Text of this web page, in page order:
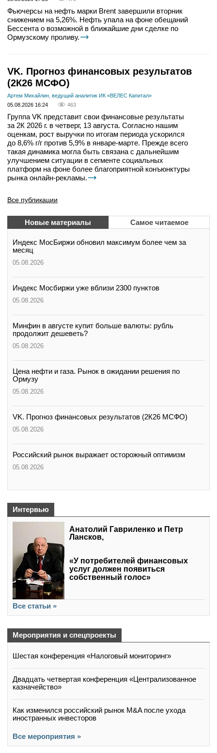
Фьючерсы на нефть марки Brent завершили вторник
снижением на 5,26%. Нефть упала на фоне обещаний
Бессента о возможной в ближайшие дни сделке по
Ормузскому проливу.
VK. Прогноз финансовых результатов
(2К26 МСФО)
Артем Михайлин, ведущий аналитик ИК «ВЕЛЕС Капитал»
05.08.2026 16:24
463
Группа VK представит свои финансовые результаты
за 2К 2026 г. в четверг, 13 августа. Согласно нашим
оценкам, рост выручки по итогам периода ускорился
до 8,6% г/г против 5,9% в январе-марте. Прежде всего
такая динамика могла быть связана с дальнейшим
улучшением ситуации в сегменте социальных
платформ на фоне более благоприятной конъюнктуры
рынка онлайн-рекламы.
Все публикации
Новые материалы Самое читаемое
Индекс МосБиржи обновил максимум более чем за
месяц
05.08.2026
Индекс Мосбиржи уже вблизи 2300 пунктов
05.08.2026
Минфин в августе купит больше валюты: рубль
продолжит дешеветь?
05.08.2026
Цена нефти и газа. Рынок в ожидании решения по
Ормузу
05.08.2026
VK. Прогноз финансовых результатов (2К26 МСФО)
05.08.2026
Российский рынок выражает осторожный оптимизм
05.08.2026
Интервью
Анатолий Гавриленко и Петр
Лансков,
«У потребителей финансовых
услуг должен появиться
собственный голос»
Все статьи »
Мероприятия и спецпроекты
Шестая конференция «Налоговый мониторинг»
Двадцать четвертая конференция «Централизованное
казначейство»
Как изменился российский рынок M&A после ухода
иностранных инвесторов
Все мероприятия »